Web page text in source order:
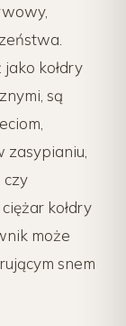
kołdry
są
zasypianiu,
czy
kołdry
może
snem